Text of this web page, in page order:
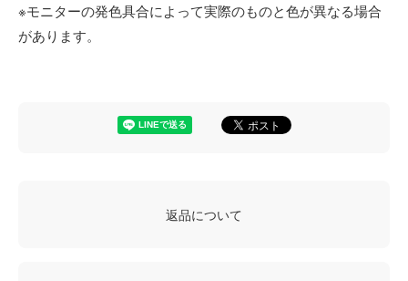
※モニターの発色具合によって実際のものと色が異なる場合
があります。
返品について